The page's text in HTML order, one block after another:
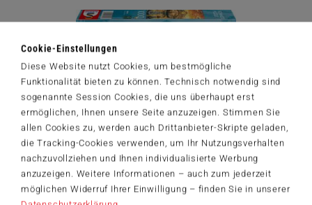
Cookie-Einstellungen
Diese Website nutzt Cookies, um bestmögliche
Funktionalität bieten zu können. Technisch notwendig sind
sogenannte Session Cookies, die uns überhaupt erst
ermöglichen, Ihnen unsere Seite anzuzeigen. Stimmen Sie
allen Cookies zu, werden auch Drittanbieter-Skripte geladen,
die Tracking-Cookies verwenden, um Ihr Nutzungsverhalten
nachzuvollziehen und Ihnen individualisierte Werbung
anzuzeigen. Weitere Informationen – auch zum jederzeit
möglichen Widerruf Ihrer Einwilligung – finden Sie in unserer
Am Kai